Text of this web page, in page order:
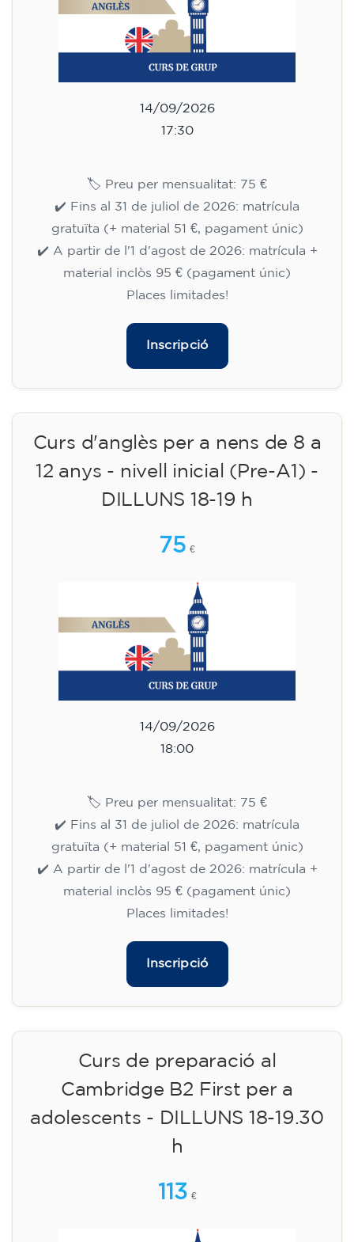
gratuïta (+ material 51 €, pagament únic)
✔️ A partir de l'1 d'agost de 2026: matrícula +
Places limitades!
Inscripció
Curs d'anglès per a adolescents
de 13 a 16 anys - nivell A2 -
DILLUNS 18.30-19.30
18:30
🏷️ Preu per mensualitat: 75 €
✔️ Fins al 31 de juliol de 2026: matrícula
gratuïta (+ material 51 €, pagament únic)
✔️ A partir de l'1 d'agost de 2026: matrícula +
Places limitades!
Inscripció
Curs de preparació al
Cambridge B2 First per a
adolescents de 14 a 18 anys -
18:00
🏷️ Preu per mensualitat: 113 €